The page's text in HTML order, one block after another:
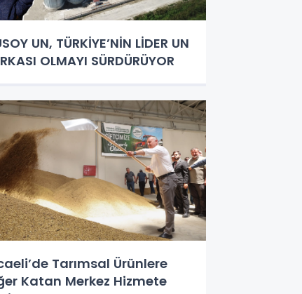
UN, TÜRKİYE’NİN LİDER UN
OLMAYI SÜRDÜRÜYOR
Tarımsal Ürünlere
Katan Merkez Hizmete